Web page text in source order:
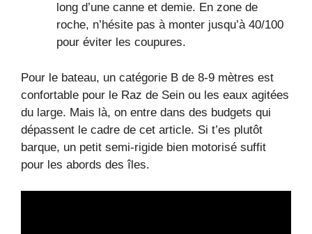
long d’une canne et demie. En zone de
roche, n’hésite pas à monter jusqu’à 40/100
pour éviter les coupures.
Pour le bateau, un catégorie B de 8-9 mètres est
confortable pour le Raz de Sein ou les eaux agitées
du large. Mais là, on entre dans des budgets qui
dépassent le cadre de cet article. Si t’es plutôt
barque, un petit semi-rigide bien motorisé suffit
pour les abords des îles.